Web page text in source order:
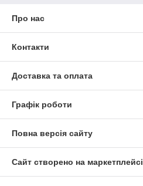
Про нас
Контакти
Доставка та оплата
Графік роботи
Повна версія сайту
Сайт створено на маркетплейсі